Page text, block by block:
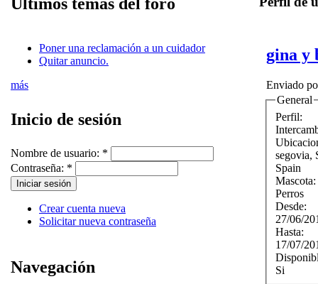
Poner una reclamación a un cuidador
Quitar anuncio.
más
Inicio de sesión
Nombre de usuario: *
Contraseña: *
Crear cuenta nueva
Solicitar nueva contraseña
Navegación
gina y
Enviado
General
Perfil:
segovia,
Spain
Mascota:
Perros
Desde:
27/06/
Hasta:
17/07/
Si